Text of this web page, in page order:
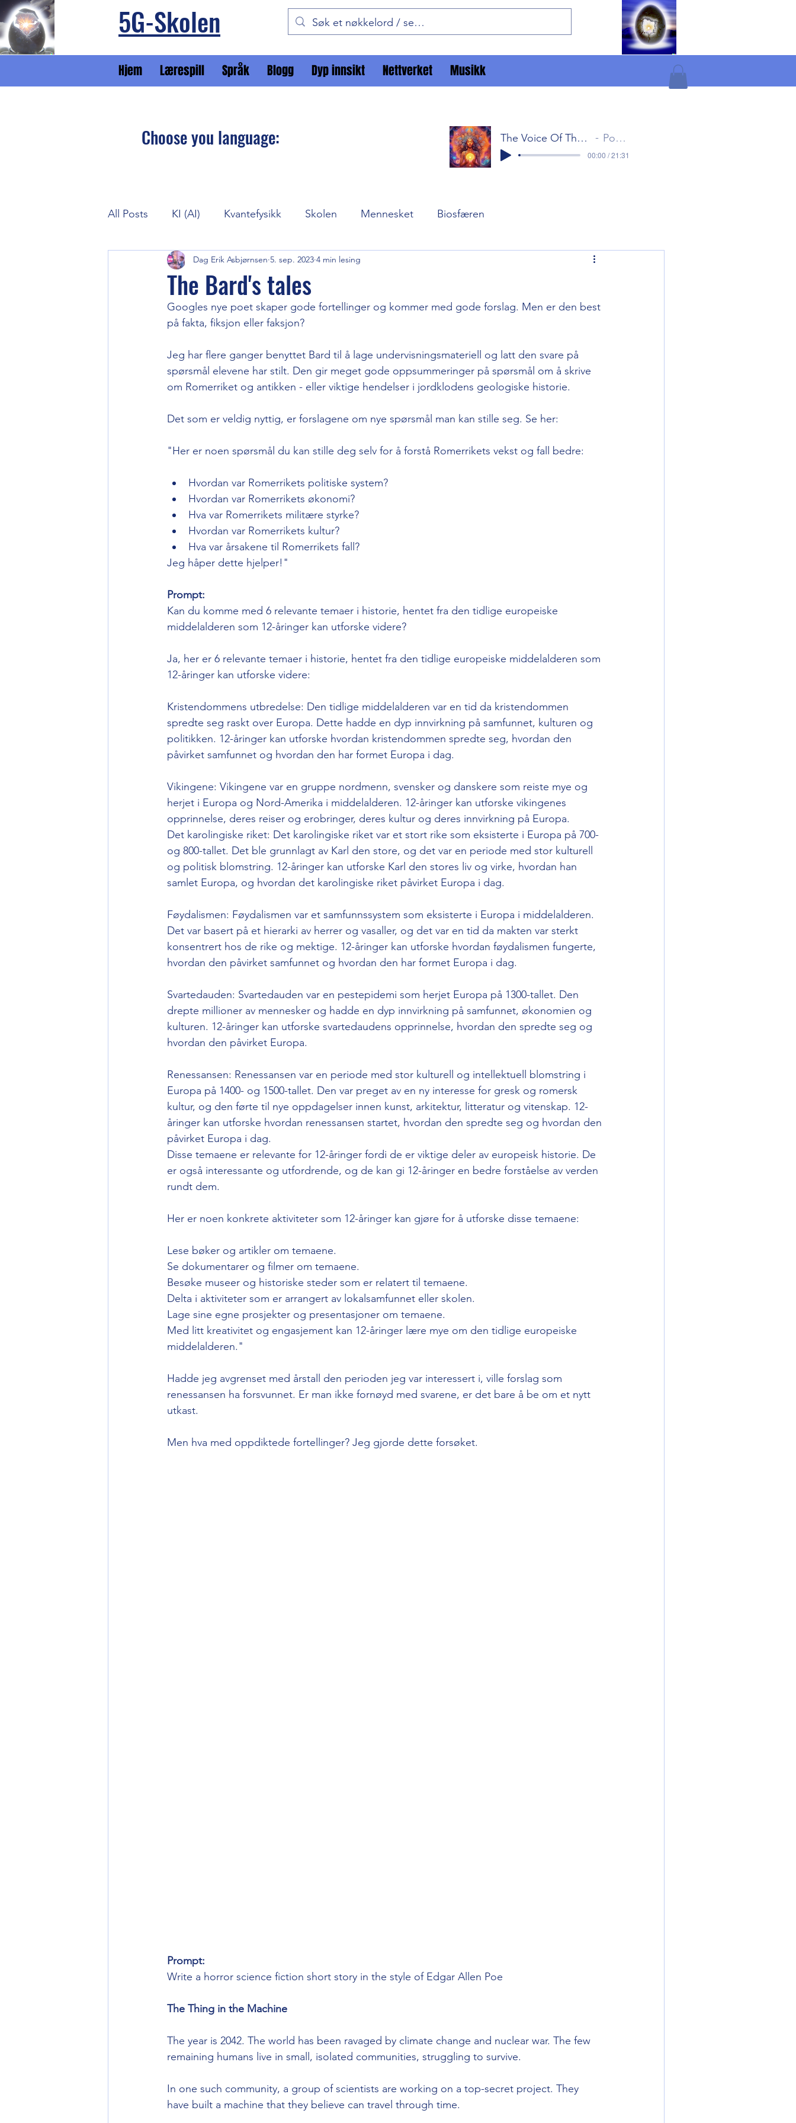
5G-Skolen
Hjem Lærespill Språk Blogg Dyp innsikt Nettverket Musikk
Choose you language: The Voice Of The Gods Part 1 Popol Vuh
00:00 / 21:31
All Posts KI (AI) Kvantefysikk Skolen Mennesket Biosfæren
The Bard's tales
Dag Erik Asbjørnsen 5. sep. 2023 4 min lesing
Googles nye poet skaper gode fortellinger og kommer med gode forslag. Men er den best
på fakta, fiksjon eller faksjon?
Jeg har flere ganger benyttet Bard til å lage undervisningsmateriell og latt den svare på
spørsmål elevene har stilt. Den gir meget gode oppsummeringer på spørsmål om å skrive
om Romerriket og antikken - eller viktige hendelser i jordklodens geologiske historie.
Det som er veldig nyttig, er forslagene om nye spørsmål man kan stille seg. Se her:
"Her er noen spørsmål du kan stille deg selv for å forstå Romerrikets vekst og fall bedre:
Hvordan var Romerrikets politiske system?
Hvordan var Romerrikets økonomi?
Hva var Romerrikets militære styrke?
Hvordan var Romerrikets kultur?
Hva var årsakene til Romerrikets fall?
Jeg håper dette hjelper!"
Prompt:
Kan du komme med 6 relevante temaer i historie, hentet fra den tidlige europeiske
middelalderen som 12-åringer kan utforske videre?
Ja, her er 6 relevante temaer i historie, hentet fra den tidlige europeiske middelalderen som
12-åringer kan utforske videre:
Kristendommens utbredelse: Den tidlige middelalderen var en tid da kristendommen
spredte seg raskt over Europa. Dette hadde en dyp innvirkning på samfunnet, kulturen og
politikken. 12-åringer kan utforske hvordan kristendommen spredte seg, hvordan den
påvirket samfunnet og hvordan den har formet Europa i dag.
Vikingene: Vikingene var en gruppe nordmenn, svensker og danskere som reiste mye og
herjet i Europa og Nord-Amerika i middelalderen. 12-åringer kan utforske vikingenes
opprinnelse, deres reiser og erobringer, deres kultur og deres innvirkning på Europa.
Det karolingiske riket: Det karolingiske riket var et stort rike som eksisterte i Europa på 700-
og 800-tallet. Det ble grunnlagt av Karl den store, og det var en periode med stor kulturell
og politisk blomstring. 12-åringer kan utforske Karl den stores liv og virke, hvordan han
samlet Europa, og hvordan det karolingiske riket påvirket Europa i dag.
Føydalismen: Føydalismen var et samfunnssystem som eksisterte i Europa i middelalderen.
Det var basert på et hierarki av herrer og vasaller, og det var en tid da makten var sterkt
konsentrert hos de rike og mektige. 12-åringer kan utforske hvordan føydalismen fungerte,
hvordan den påvirket samfunnet og hvordan den har formet Europa i dag.
Svartedauden: Svartedauden var en pestepidemi som herjet Europa på 1300-tallet. Den
drepte millioner av mennesker og hadde en dyp innvirkning på samfunnet, økonomien og
kulturen. 12-åringer kan utforske svartedaudens opprinnelse, hvordan den spredte seg og
hvordan den påvirket Europa.
Renessansen: Renessansen var en periode med stor kulturell og intellektuell blomstring i
Europa på 1400- og 1500-tallet. Den var preget av en ny interesse for gresk og romersk
kultur, og den førte til nye oppdagelser innen kunst, arkitektur, litteratur og vitenskap. 12-
åringer kan utforske hvordan renessansen startet, hvordan den spredte seg og hvordan den
påvirket Europa i dag.
Disse temaene er relevante for 12-åringer fordi de er viktige deler av europeisk historie. De
er også interessante og utfordrende, og de kan gi 12-åringer en bedre forståelse av verden
rundt dem.
Her er noen konkrete aktiviteter som 12-åringer kan gjøre for å utforske disse temaene:
Lese bøker og artikler om temaene.
Se dokumentarer og filmer om temaene.
Besøke museer og historiske steder som er relatert til temaene.
Delta i aktiviteter som er arrangert av lokalsamfunnet eller skolen.
Lage sine egne prosjekter og presentasjoner om temaene.
Med litt kreativitet og engasjement kan 12-åringer lære mye om den tidlige europeiske
middelalderen."
Hadde jeg avgrenset med årstall den perioden jeg var interessert i, ville forslag som
renessansen ha forsvunnet. Er man ikke fornøyd med svarene, er det bare å be om et nytt
utkast.
Men hva med oppdiktede fortellinger? Jeg gjorde dette forsøket.
Prompt:
Write a horror science fiction short story in the style of Edgar Allen Poe
The Thing in the Machine
The year is 2042. The world has been ravaged by climate change and nuclear war. The few
remaining humans live in small, isolated communities, struggling to survive.
In one such community, a group of scientists are working on a top-secret project. They
have built a machine that they believe can travel through time.